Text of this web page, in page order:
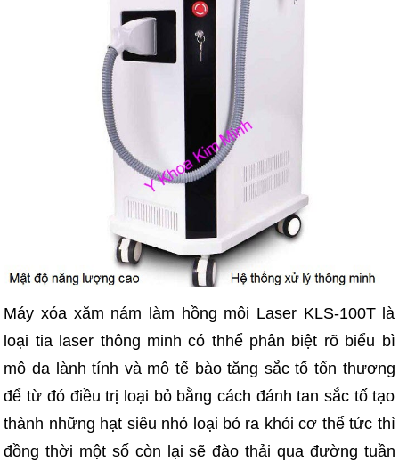
Máy xóa xăm nám làm hồng môi Laser KLS-100T là
loại tia laser thông minh có thhể phân biệt rõ biểu bì
mô da lành tính và mô tế bào tăng sắc tố tổn thương
để từ đó điều trị loại bỏ bằng cách đánh tan sắc tố tạo
thành những hạt siêu nhỏ loại bỏ ra khỏi cơ thể tức thì
đồng thời một số còn lại sẽ đào thải qua đường tuần